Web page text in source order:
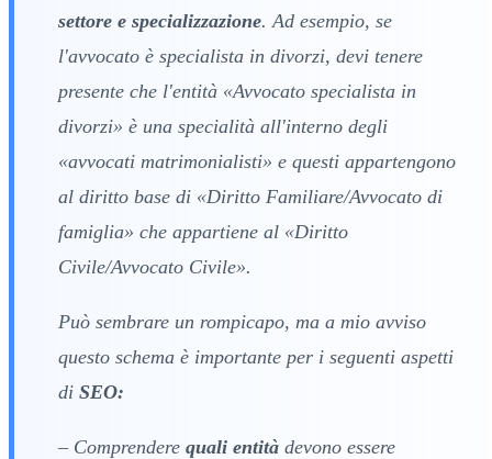
settore e specializzazione. Ad esempio, se
l'avvocato è specialista in divorzi, devi tenere
presente che l'entità «Avvocato specialista in
divorzi» è una specialità all'interno degli
«avvocati matrimonialisti» e questi appartengono
al diritto base di «Diritto Familiare/Avvocato di
famiglia» che appartiene al «Diritto
Civile/Avvocato Civile».
Può sembrare un rompicapo, ma a mio avviso
questo schema è importante per i seguenti aspetti
di SEO:
– Comprendere quali entità devono essere